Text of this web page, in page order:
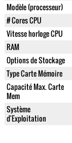
Modèle (processeur)
# Cores CPU
Vitesse horloge CPU
RAM
Options de Stockage
Type Carte Mémoire
Capacité Max. Carte
Mem
Système
d'Exploitation